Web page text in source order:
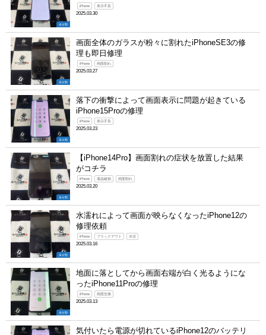
未分類
iPhone 表示不良
2025.03.30
未分類
画面全体のガラスが粉々に割れたiPhoneSE3の修
理も即日修理
iPhone 画面割れ
2025.03.27
未分類
落下の衝撃によって画面表示に問題が起きている
iPhone15Proの修理
iPhone 表示不良
2025.03.23
未分類
【iPhone14Pro】画面割れの症状を放置した結果
がコチラ
iPhone 液晶破損 画面割れ
2025.03.20
未分類
水濡れによって画面が映らなくなったiPhone12の
修理依頼
iPhone ブラックアウト 水没
2025.03.16
未分類
地面に落としてから画面右端が白く光るようにな
ったiPhone11Proの修理
iPhone 画面交換
2025.03.13
気付いたら電源が切れているiPhone12のバッテリ